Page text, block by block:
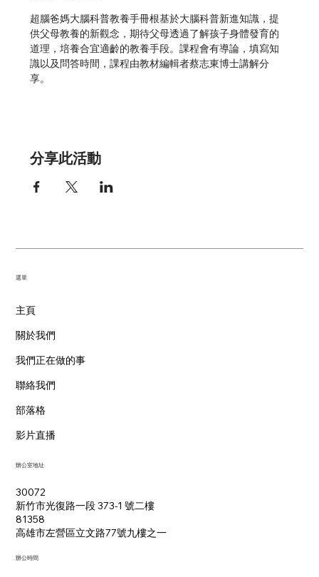
超腦爸媽大腦科普教養手冊根基於大腦科普新進知識，提
供父母教養的新觀念，期待父母透過了解孩子身體發育的
道理，培養合宜適齡的教養手段。課程會有導論，填寫知
識以及問答時間，課程由教材編輯者蔡志東博士講解分
享。
分享此活動
主頁
關於我們
我們正在做的事
聯絡我們
部落格
影片直播
​選單
辦公室地址
30072
新竹市光復路一段 373-1 號二樓
81358
​高雄市左營區立文路77號九樓之一
辦公時間